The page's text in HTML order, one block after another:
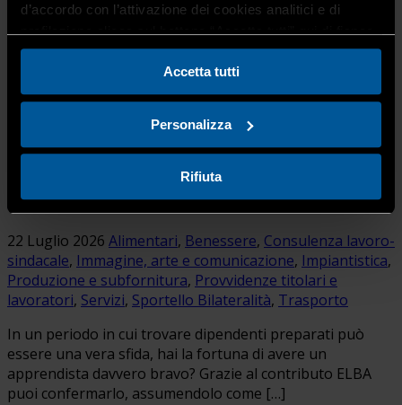
d’accordo con l’attivazione dei cookies analitici e di
profilazione clicca sul bottone “Accetta tutti” qui di fianco.
Accetta tutti
Personalizza
Rifiuta
Conferma i tuoi apprendisti:
per la tua impresa un
contributo ELBA di 250 euro
(CAP)
22 Luglio 2026 Alimentari, Benessere, Consulenza lavoro-
sindacale, Immagine, arte e comunicazione, Impiantistica,
Produzione e subfornitura, Provvidenze titolari e
lavoratori, Servizi, Sportello Bilateralità, Trasporto
In un periodo in cui trovare dipendenti preparati può
essere una vera sfida, hai la fortuna di avere un
apprendista davvero bravo? Grazie al contributo ELBA
puoi confermarlo, assumendolo come […]